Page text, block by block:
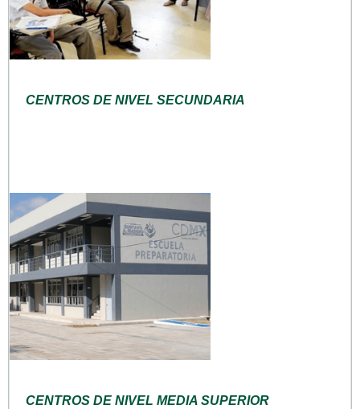
CENTROS DE NIVEL SECUNDARIA
CENTROS DE NIVEL MEDIA SUPERIOR